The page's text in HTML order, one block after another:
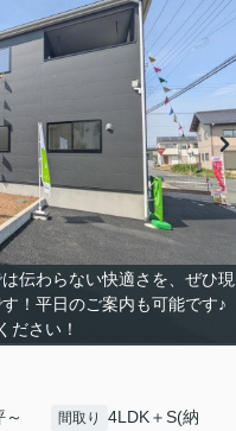
伝わらない快適さを、ぜひ現
！平日のご案内も可能です♪
ださい！
間取り
4LDK＋S(納